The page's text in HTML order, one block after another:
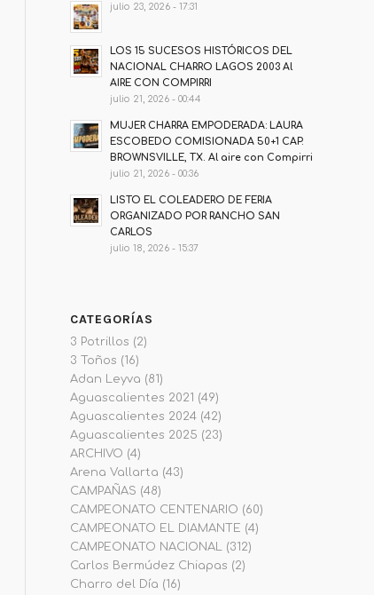
julio 23, 2026 - 17:31
LOS 15 SUCESOS HISTÓRICOS DEL
NACIONAL CHARRO LAGOS 2003 Al
AIRE CON COMPIRRI
julio 21, 2026 - 00:44
MUJER CHARRA EMPODERADA: LAURA
ESCOBEDO COMISIONADA 50+1 CAP.
BROWNSVILLE, TX. Al aire con Compirri
julio 21, 2026 - 00:36
LISTO EL COLEADERO DE FERIA
ORGANIZADO POR RANCHO SAN
CARLOS
julio 18, 2026 - 15:37
CATEGORÍAS
3 Potrillos (2)
3 Toños (16)
Adan Leyva (81)
Aguascalientes 2021 (49)
Aguascalientes 2024 (42)
Aguascalientes 2025 (23)
ARCHIVO (4)
Arena Vallarta (43)
CAMPAÑAS (48)
CAMPEONATO CENTENARIO (60)
CAMPEONATO EL DIAMANTE (4)
CAMPEONATO NACIONAL
(312)
Carlos Bermúdez Chiapas (2)
Charro del Día (16)